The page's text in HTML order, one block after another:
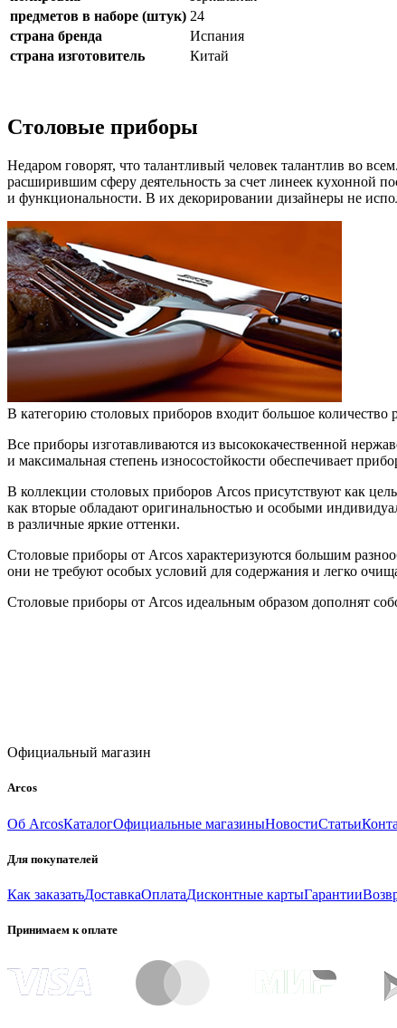
предметов в наборе (штук) 24
страна бренда
Испания
страна изготовитель
Китай
Столовые приборы
Недаром говорят, что талантливый человек талантлив во
расширившим сферу деятельность за счет линеек кухонной
и функциональности. В их декорировании дизайнеры не
В категорию столовых приборов входит большое количество
Все приборы изготавливаются из высококачественной
и максимальная степень износостойкости обеспечивает
В коллекции столовых приборов Arcos присутствуют как
как вторые обладают оригинальностью и особыми
в различные яркие оттенки.
Столовые приборы от Arcos характеризуются большим
они не требуют особых условий для содержания и легко
Столовые приборы от Arcos идеальным образом дополнят
Официальный магазин
Arcos
Об ArcosКаталогОфициальные магазиныНовостиСтатьи
Для покупателей
Как заказатьДоставкаОплатаДисконтные картыГарантии
Принимаем к оплате